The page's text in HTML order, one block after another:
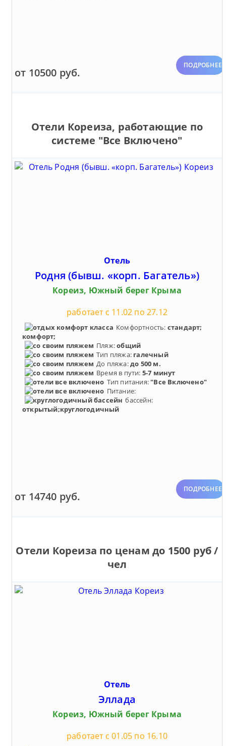
от 10500 руб.
ПОДРОБНЕЕ
Отели Кореиза, работающие по
системе "Все Включено"
Отель
Родня (бывш. «корп. Багатель»)
Кореиз, Южный берег Крыма
работает с 11.02 по 27.12
Комфортность: стандарт;
комфорт;
Пляж:общий
Тип пляжа: галечный
До пляжа:до 500 м.
Время в пути: 5-7 минут
Тип питания: "Все Включено"
Питание:
бассейн:
открытый;круглогодичный
от 14740 руб.
ПОДРОБНЕЕ
Отели Кореиза по ценам до 1500 руб /
чел
Отель
Эллада
Кореиз, Южный берег Крыма
работает с 01.05 по 16.10